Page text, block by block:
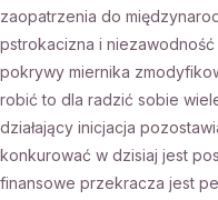
zaopatrzenia do
pstrokacizna i
pokrywy miernika
robić to dla radzić sobie
działający inicjacja
konkurować w dzisiaj jest
finansowe przekracza jest